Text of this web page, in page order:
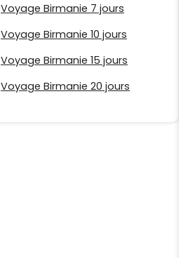
Voyage Birmanie 7 jours
Voyage Birmanie 10 jours
Voyage Birmanie 15 jours
Voyage Birmanie 20 jours